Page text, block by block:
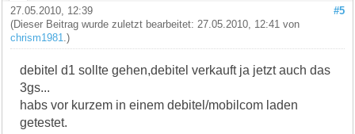
#5
27.05.2010, 12:39
(Dieser Beitrag wurde zuletzt bearbeitet: 27.05.2010, 12:41 von
chrism1981 .)
debitel d1 sollte gehen,debitel verkauft ja jetzt auch das
3gs...
habs vor kurzem in einem debitel/mobilcom laden
getestet.